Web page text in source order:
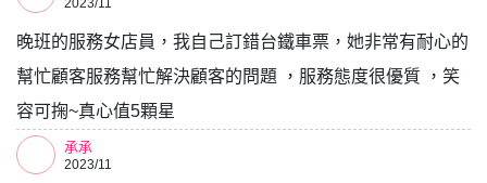
2023/11
晚班的服務女店員，我自己訂錯台鐵車票，她非常有耐心的
幫忙顧客服務幫忙解決顧客的問題 ，服務態度很優質 ，笑
容可掬~真心值5顆星
承承
2023/11